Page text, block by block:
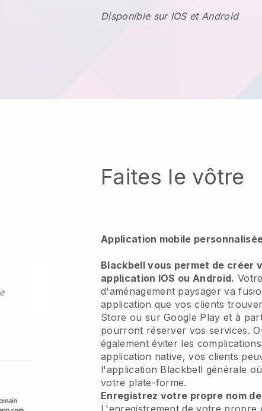
Disponible sur IOS et Android
Faites le vôtre
Application mobile
Blackbell vous permet de créer
application IOS ou Android.
d'aménagement paysager va
application que vos clients
Store ou sur Google Play et à
pourront réserver vos services.
également éviter les
application native, vos clients
l'application Blackbell générale
votre plate-forme.
Enregistrez votre propre nom
L'enregistrement de votre propre